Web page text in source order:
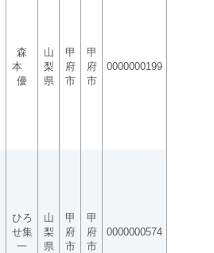
森
本
優
山
梨
県
甲
府
市
甲
府
市
0000000199
ひろ
せ集
一
山
梨
県
甲
府
市
甲
府
市
0000000574